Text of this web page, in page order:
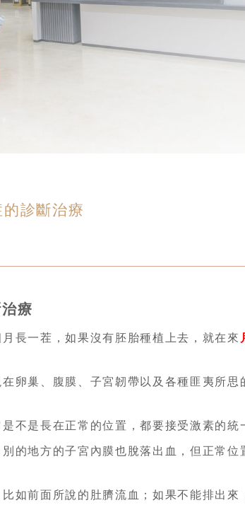
診斷治療
療
長一茬，如果沒有胚胎種植上去，就在來
卵巢、腹膜、子宮韌帶以及各種匪夷所思
不是長在正常的位置，都要接受激素的統
的地方的子宮內膜也脫落出血，但正常
如前面所說的肚臍流血；如果不能排出來